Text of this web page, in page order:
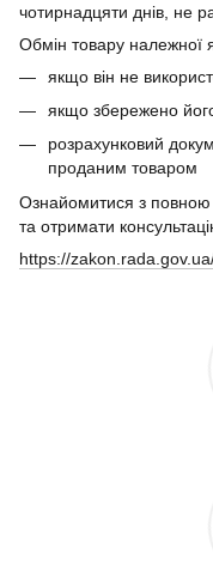
чотирнадцяти днів, не
Обмін товару належної
якщо він не
якщо збережено
розрахунковий
проданим товаром
Ознайомитися з повною
та отримати
https://